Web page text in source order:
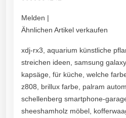
Melden |
Ähnlichen Artikel verkaufen
xdj-rx3, aquarium künstliche
streichen ideen, samsung
kapsäge, für küche, welche
z808, brillux farbe, palram
schellenberg smartphone-
sheeshamholz möbel,